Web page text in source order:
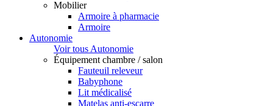
Mobilier
Armoire à pharmacie
Armoire
Autonomie
Voir tous Autonomie
Équipement chambre / salon
Fauteuil releveur
Babyphone
Lit médicalisé
Matelas anti-escarre